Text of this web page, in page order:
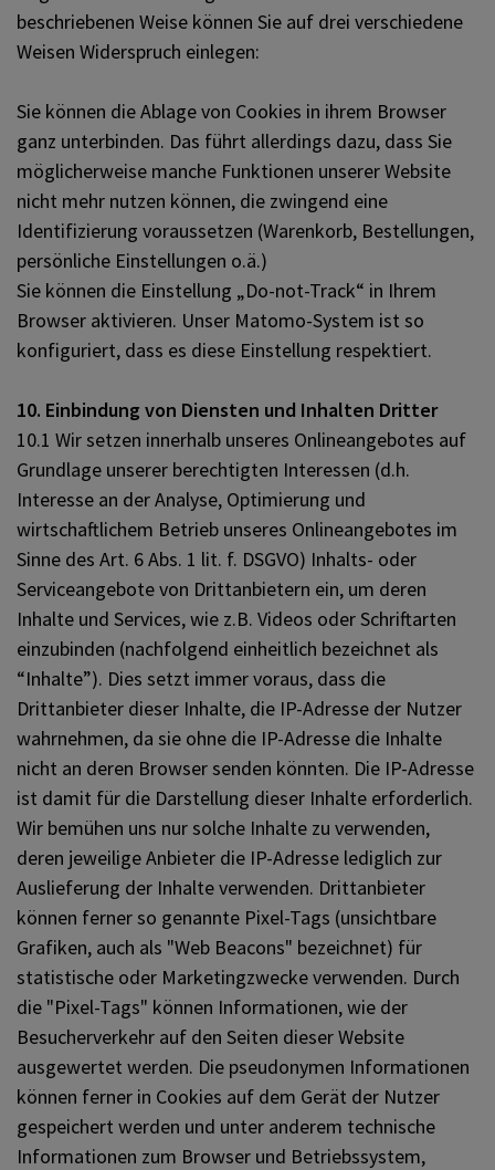
beschriebenen Weise können Sie auf drei verschiedene
Weisen Widerspruch einlegen:
Sie können die Ablage von Cookies in ihrem Browser
ganz unterbinden. Das führt allerdings dazu, dass Sie
möglicherweise manche Funktionen unserer Website
nicht mehr nutzen können, die zwingend eine
Identifizierung voraussetzen (Warenkorb, Bestellungen,
persönliche Einstellungen o.ä.)
Sie können die Einstellung „Do-not-Track“ in Ihrem
Browser aktivieren. Unser Matomo-System ist so
konfiguriert, dass es diese Einstellung respektiert.
10. Einbindung von Diensten und Inhalten Dritter
10.1 Wir setzen innerhalb unseres Onlineangebotes auf
Grundlage unserer berechtigten Interessen (d.h.
Interesse an der Analyse, Optimierung und
wirtschaftlichem Betrieb unseres Onlineangebotes im
Sinne des Art. 6 Abs. 1 lit. f. DSGVO) Inhalts- oder
Serviceangebote von Drittanbietern ein, um deren
Inhalte und Services, wie z.B. Videos oder Schriftarten
einzubinden (nachfolgend einheitlich bezeichnet als
“Inhalte”). Dies setzt immer voraus, dass die
Drittanbieter dieser Inhalte, die IP-Adresse der Nutzer
wahrnehmen, da sie ohne die IP-Adresse die Inhalte
nicht an deren Browser senden könnten. Die IP-Adresse
ist damit für die Darstellung dieser Inhalte erforderlich.
Wir bemühen uns nur solche Inhalte zu verwenden,
deren jeweilige Anbieter die IP-Adresse lediglich zur
Auslieferung der Inhalte verwenden. Drittanbieter
können ferner so genannte Pixel-Tags (unsichtbare
Grafiken, auch als "Web Beacons" bezeichnet) für
statistische oder Marketingzwecke verwenden. Durch
die "Pixel-Tags" können Informationen, wie der
Besucherverkehr auf den Seiten dieser Website
ausgewertet werden. Die pseudonymen Informationen
können ferner in Cookies auf dem Gerät der Nutzer
gespeichert werden und unter anderem technische
Informationen zum Browser und Betriebssystem,